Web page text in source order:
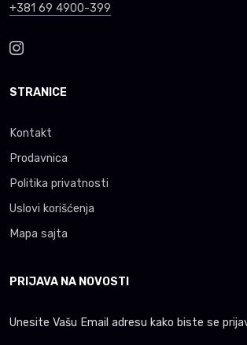
+381 69 4900-399
STRANICE
Kontakt
Prodavnica
Politika privatnosti
Uslovi korišćenja
Mapa sajta
PRIJAVA NA NOVOSTI
Unesite Vašu Email adresu kako biste se